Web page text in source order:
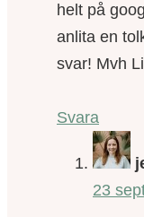
helt på
anlita en
svar! Mvh
Svara
23